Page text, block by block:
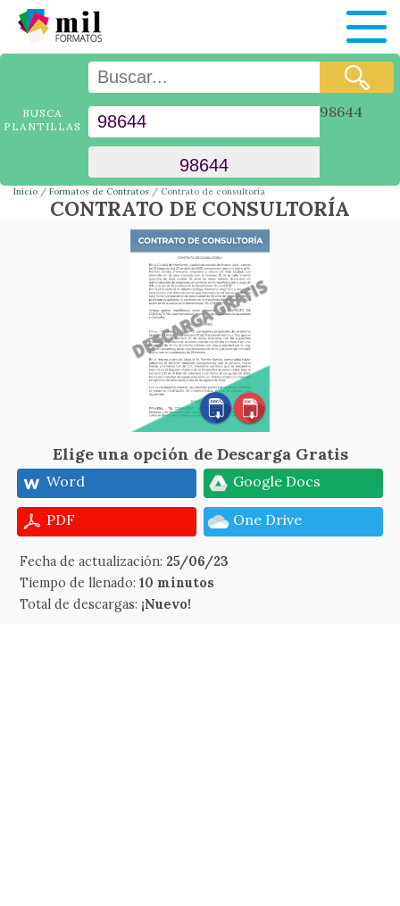
BUSCA
PLANTILLAS
98644
Inicio Formatos de Contratos Contrato de consultoría
CONTRATO DE CONSULTORÍA
Elige una opción de Descarga Gratis
Word Google Docs
PDF One Drive
Fecha de actualización: 25/06/23
Tiempo de llenado:10 minutos
Total de descargas: ¡Nuevo!